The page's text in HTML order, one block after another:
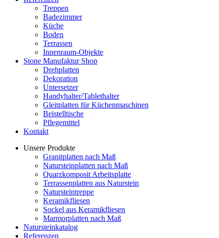
Treppen
Badezimmer
Küche
Boden
Terrassen
Innenraum-Objekte
Stone Manufaktur Shop
Drehplatten
Dekoration
Untersetzer
Handyhalter/Tablethalter
Gleitplatten für Küchenmaschinen
Beistelltische
Pflegemittel
Kontakt
Unsere Produkte
Granitplatten nach Maß
Natursteinplatten nach Maß
Quarzkomposit Arbeitsplatte
Terrassenplatten aus Naturstein
Natursteintreppe
Keramikfliesen
Sockel aus Keramikfliesen
Marmorplatten nach Maß
Natursteinkatalog
Referenzen